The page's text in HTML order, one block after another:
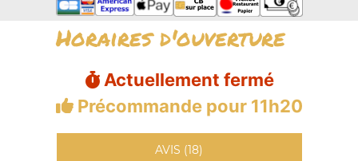
Horaires d'ouverture
Actuellement fermé
Précommande pour 11h20
AVIS (18)